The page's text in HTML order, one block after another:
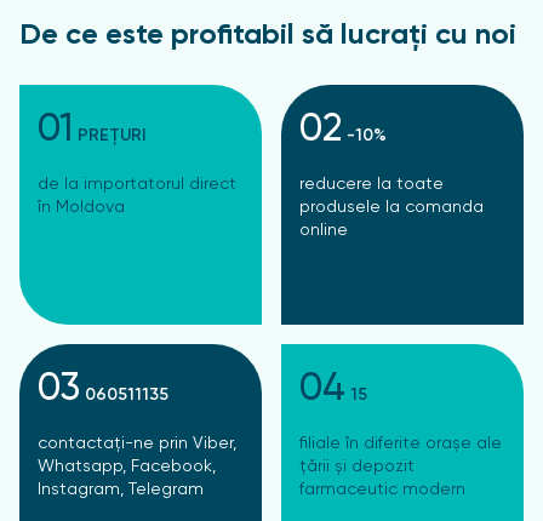
De ce este profitabil să lucrați cu noi
01 PREȚURI
de la importatorul direct
în Moldova
02 -10%
reducere la toate
produsele la comanda
online
03 060511135
contactați-ne prin Viber,
Whatsapp, Facebook,
Instagram, Telegram
04 15
filiale în diferite orașe ale
țării și depozit
farmaceutic modern